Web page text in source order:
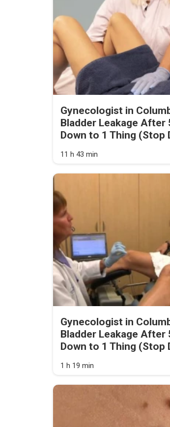
Gynecologist in
Bladder Leakage After
Down to 1 Thing (Stop
11 h 43 min
Gynecologist in
Bladder Leakage After
Down to 1 Thing (Stop
1 h 19 min